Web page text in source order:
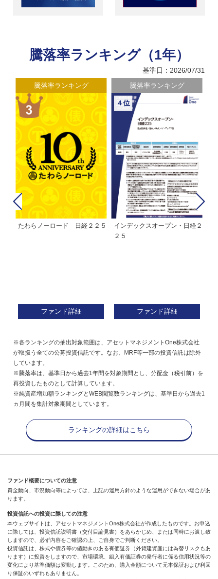
騰落率ランキング（1年）
基準日：2026/07/31
騰落率ランキング
たわらノーロード 日経２２５
ファンド詳細
騰落率ランキング
４位
インデックスオープン・日経２
２５
ファンド詳細
※各ランキングの抽出対象範囲は、アセットマネジメントOne株式会社
が取扱う全ての公募投資信託です。なお、MRF等一部の投資信託は除外
しています。
※騰落率は、基準日から過去1年間を対象期間とし、分配金（税引前）を
再投資したものとして計算しています。
※純資産増加額ランキングとWEB閲覧数ランキングは、基準日から過去1
ヵ月間を集計対象期間としています。
ランキングの詳細はこちら
ファンド概要についての注意
資金動向、市況動向等によっては、上記の運用方針のような運用ができない場合があ
ります。
投資信託への投資に際しての注意
本ウェブサイトは、アセットマネジメントOne株式会社が作成したものです。お申込
に際しては、投資信託説明書（交付目論見書）をあらかじめ、または同時にお渡し致
しますので、必ず内容をご確認の上、ご自身でご判断ください。
投資信託は、株式や債券等の値動きのある有価証券（外貨建資産には為替リスクもあ
ります）に投資をしますので、市場環境、組入有価証券の発行者に係る信用状況等の
変化により基準価額は変動します。このため、購入金額について元本保証および利回
り保証のいずれもありません。